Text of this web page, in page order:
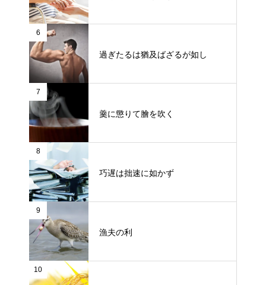
6
過ぎたるは猶及ばざるが如し
7
羹に懲りて膾を吹く
8
巧遅は拙速に如かず
9
漁夫の利
10